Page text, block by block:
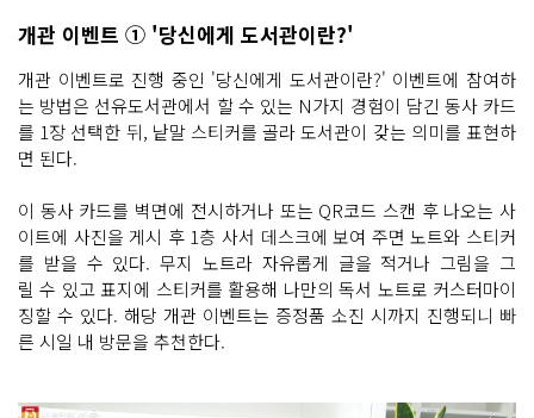
개관 이벤트 ① '당신에게 도서관이란?'
개관 이벤트로 진행 중인 '당신에게 도서관이란?' 이벤트에 참여하
는 방법은 선유도서관에서 할 수 있는 N가지 경험이 담긴 동사 카드
를 1장 선택한 뒤, 낱말 스티커를 골라 도서관이 갖는 의미를 표현하
면 된다.
이 동사 카드를 벽면에 전시하거나 또는 QR코드 스캔 후 나오는 사
이트에 사진을 게시 후 1층 사서 데스크에 보여 주면 노트와 스티커
를 받을 수 있다. 무지 노트라 자유롭게 글을 적거나 그림을 그
릴 수 있고 표지에 스티커를 활용해 나만의 독서 노트로 커스터마이
징할 수 있다. 해당 개관 이벤트는 증정품 소진 시까지 진행되니 빠
른 시일 내 방문을 추천한다.